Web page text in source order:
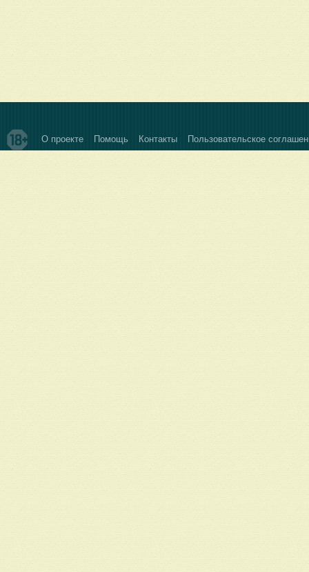
О проекте Помощь Контакты Пользовательское